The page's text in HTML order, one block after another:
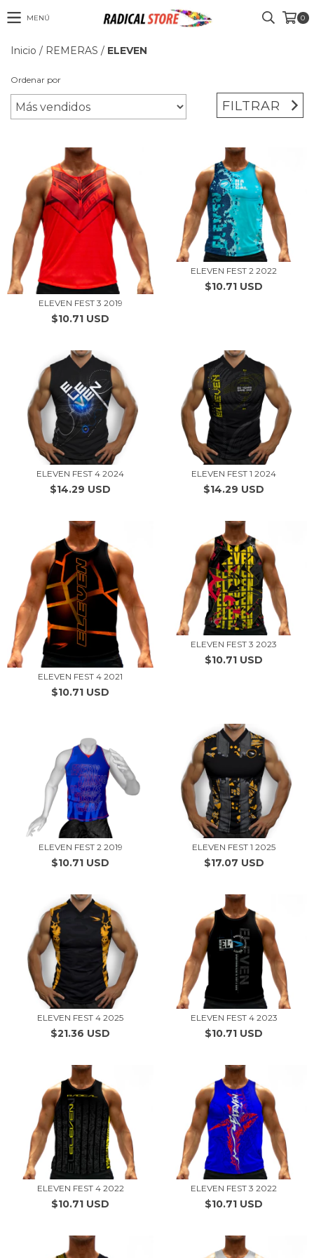
MENÚ 0
Inicio / REMERAS / ELEVEN
Ordenar por
FILTRAR
ELEVEN FEST 3 2019
$10.71 USD
ELEVEN FEST 2 2022
$10.71 USD
ELEVEN FEST 4 2024
$14.29 USD
ELEVEN FEST 1 2024
$14.29 USD
ELEVEN FEST 4 2021
$10.71 USD
ELEVEN FEST 3 2023
$10.71 USD
ELEVEN FEST 2 2019
$10.71 USD
ELEVEN FEST 1 2025
$17.07 USD
ELEVEN FEST 4 2025
$21.36 USD
ELEVEN FEST 4 2023
$10.71 USD
ELEVEN FEST 4 2022
$10.71 USD
ELEVEN FEST 3 2022
$10.71 USD